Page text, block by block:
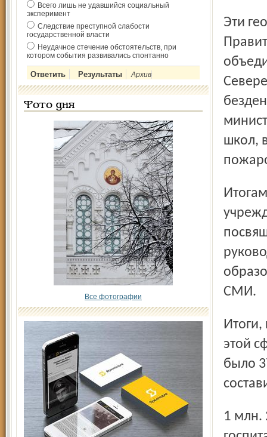
Всего лишь не удавшийся социальный
эксперимент
Следствие преступной слабости
государственной власти
Неудачное стечение обстоятельств, при
котором события развивались спонтанно
Архив
Фото дня
Все фотографии
Эти географически далекие друг от друга события
школ,
Итогам такой проверки общеобразовательных
СМИ.
Итоги, как и следовало предполагать, нерадостные. В
этой
было
1 млн. 255 тыс. рублей, погибли три человека. Один